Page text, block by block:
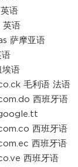
语
英语
萨摩亚语
语
毛利语 法语
西班牙语
西班牙语
西班牙语
西班牙语